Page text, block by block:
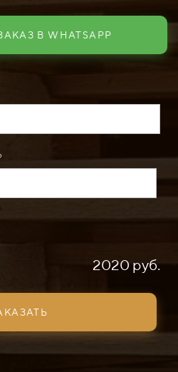
В WHATSAPP
2020 руб.